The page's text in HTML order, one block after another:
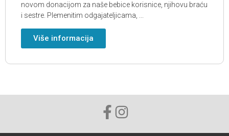
novom donacijom za naše bebice korisnice, njihovu braću
i sestre. Plemenitim odgajateljicama, ...
Više informacija